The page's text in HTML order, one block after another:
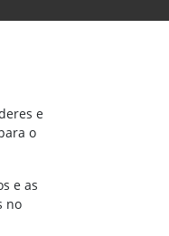
e
o
e as
no